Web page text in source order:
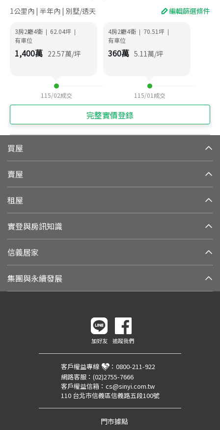
1公里內 | 半年內 | 別墅/透天 編輯篩選條件
3房2廳4衛 | 62.04坪 |
有車位
1,400萬 22.57萬/坪
115/02成交
4房2廳4衛 | 70.51坪 |
有車位
360萬 5.11萬/坪
115/01 成交
完整實價登錄
買屋
賣屋
租屋
實登與房訊知識
信義居家
集團與永續發展
加好友 追蹤我們
客戶權益專線 ： 0800-211-922
網路客服： (02)2755-7666
客戶權益信箱： cs@sinyi.com.tw
110 台北市信義區信義路五段100號
門市據點